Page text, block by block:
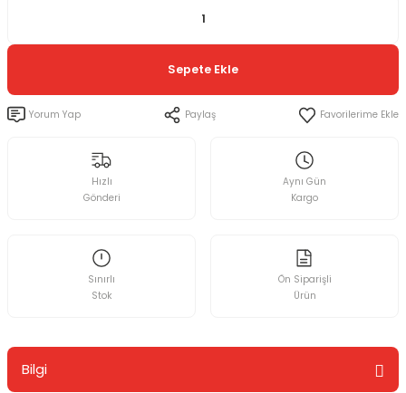
Sepete Ekle
Yorum Yap Paylaş
Hızlı
Gönderi
Aynı Gün
Kargo
Sınırlı
Stok
Ön Siparişli
Ürün
Bilgi